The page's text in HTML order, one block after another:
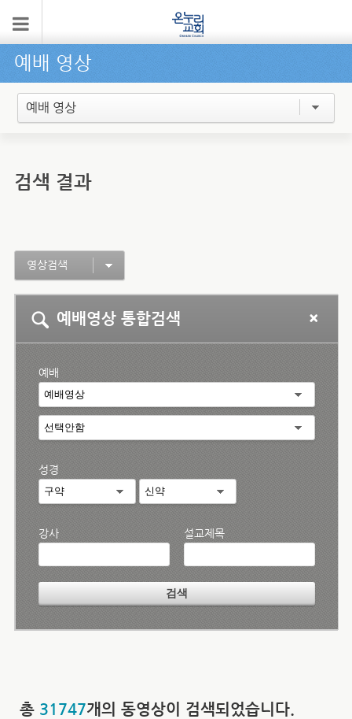
예배 영상
예배 영상
검색 결과
영상검색
예배영상 통합검색
예배
성경
강사 설교제목
총 31747개의 동영상이 검색되었습니다.